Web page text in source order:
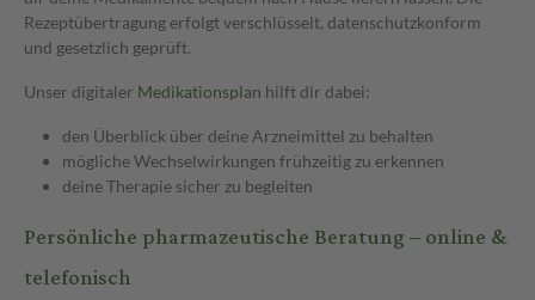
Rezeptübertragung erfolgt verschlüsselt, datenschutzkonform
und gesetzlich geprüft.
Unser digitaler Medikationsplan hilft dir dabei:
den Überblick über deine Arzneimittel zu behalten
mögliche Wechselwirkungen frühzeitig zu erkennen
deine Therapie sicher zu begleiten
Persönliche pharmazeutische Beratung – online &
telefonisch